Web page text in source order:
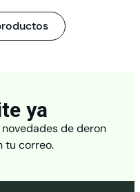
ya
de deron
tu correo.